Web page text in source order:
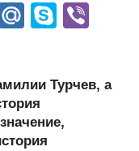
Li
M
u
S
e
Турчев, а